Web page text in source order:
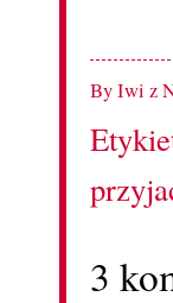
ByIwi z
3